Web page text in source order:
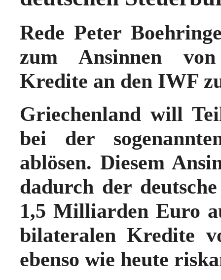
Rede Peter
zum Ansinnen
Kredite an den IWF
Griechenland will
bei der
ablösen. Diesem
dadurch der
1,5 Milliarden Euro
bilateralen Kredite
ebenso wie heute